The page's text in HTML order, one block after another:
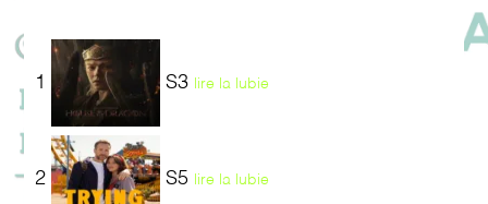
1 S3 lire la lubie
2 S5 lire la lubie